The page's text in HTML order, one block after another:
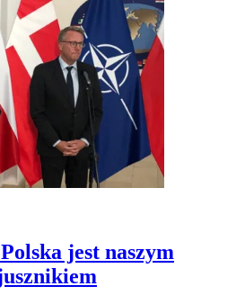
jest naszym